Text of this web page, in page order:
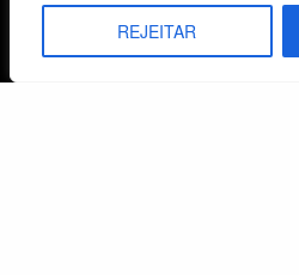
REJEITAR
Centro de Estudos Bíblicos